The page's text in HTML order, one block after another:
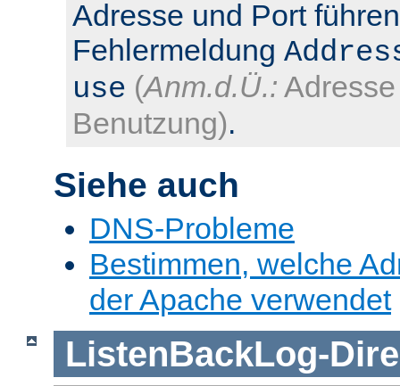
Adresse und Port
Fehlermeldung
use (Anm.d.Ü.:
Benutzung).
Siehe auch
DNS-Probleme
Bestimmen, welche
der Apache verwendet
ListenBackLog-